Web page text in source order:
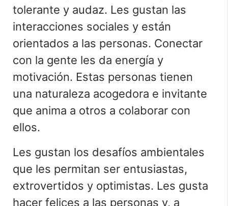
tolerante y audaz. Les gustan las
interacciones sociales y están
orientados a las personas. Conectar
con la gente les da energía y
motivación. Estas personas tienen
una naturaleza acogedora e invitante
que anima a otros a colaborar con
ellos.
Les gustan los desafíos ambientales
que les permitan ser entusiastas,
extrovertidos y optimistas. Les gusta
hacer felices a las personas y, a